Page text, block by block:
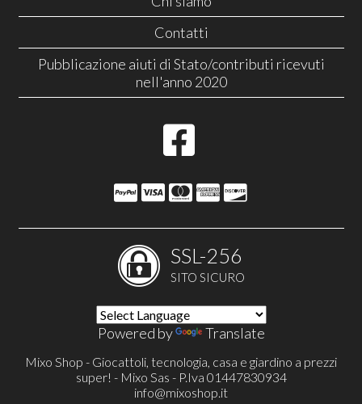
Contatti
Pubblicazione aiuti di Stato/contributi ricevuti
nell'anno 2020
SSL-256
SITO SICURO
Powered by Translate
Mixo Shop - Giocattoli, tecnologia, casa e giardino a prezzi
super! - Mixo Sas - P.Iva 01447830934
info@mixoshop.it